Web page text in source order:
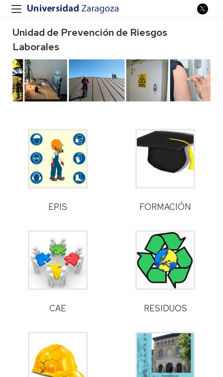
Unidad de Prevención de Riesgos
Laborales
EPIS FORMACIÓN
CAE RESIDUOS